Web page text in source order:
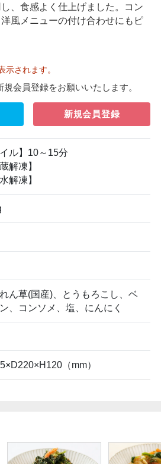
、食感よく仕上げました。コン
風メニューの付け合わせにもピ
示されます。
会員登録をお願いいたします。
新規会員登録
イル】10～15分
解凍】
解凍】
ん草(国産)、とうもろこし、ベ
、コンソメ、塩、にんにく
（mm）